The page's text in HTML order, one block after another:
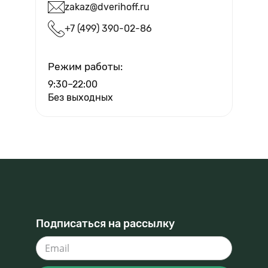
zakaz@dverihoff.ru
+7 (499) 390-02-86
Режим работы:
9:30–22:00
Без выходных
Подписаться на рассылку